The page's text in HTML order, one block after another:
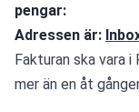
pengar:
Adressen är:
Fakturan ska vara
mer än en åt